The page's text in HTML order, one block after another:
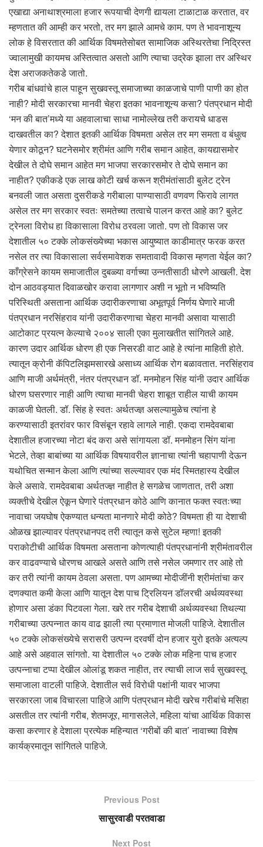
एखाद्या अनाथाश्रमाला हजार रूपयाची देणगी द्यायला टाळाटाळ करतात, वर
म्हणतात की आम्ही कर भरतो, तर मग झाले आमचे काम. पण ते भावनाशून्य
लोक हे विसरतात की आर्थिक विषमतेसोबत सामाजिक अस्थिरतेचा निद्रिस्त
ज्वालामुखी कायमच अस्तित्वात असतो आणि त्याचा उद्रेक झाला तर अस्थिर
देश अराजकतेकडे जातो.
गरीब बांधवांचे हाल पाहून सुखवस्तू समाजाच्या काळजाचे पाणी पाणी का होत
नाही? मोदी सरकारचा मानवी चेहरा इतका भावनाशून्य कसा? पंतप्रधान मोदी
‘मन की बात’मध्ये या अहवालाचा साधा नामोल्लेख तरी करायचे धाडस
दाखवतील का? देशात इतकी आर्थिक विषमता असेल तर मग समता व बंधुत्व
येणार कोठून? घटनेसमोर श्रीमंत आणि गरीब समान आहेत, कायद्यासमोर
देखील ते दोघे समान आहेत मग भाजपा सरकारसमोर ते दोघे समान का
नाहीत? एकीकडे एक लाख कोटी खर्च करून श्रीमंतांसाठी बुलेट ट्रेन
बनवली जात असता दुसरीकडे गरीबाला पाण्यासाठी वणवण फिरावे लागत
असेल तर मग सरकार स्वतः समतेच्या तत्वाचे पालन करत आहे का? बुलेट
ट्रेनला विरोध हा विकासाला विरोध ठरवला जातो. पण तो विकास जर
देशातील ५० टक्के लोकसंख्येच्या भकास आयुष्यात काडीमात्र फरक करत
नसेल तर त्या विकासाला सर्वसमावेशक समतावादी विकास म्हणता येईल का?
काँग्रेसने कायम समाजातील दुबळ्या वर्गाच्या उन्नतीसाठी धोरणे आखली. देश
दोन आठवड्यात दिवाळखोर करावा लागणार अशी न भूतो न भविष्यति
परिस्थिती असताना आर्थिक उदारीकरणाचा अभूतपूर्व निर्णय घेणारे माजी
पंतप्रधान नरसिंहराव यांनी उदारीकरणाचा चेहरा मानवी असावा यासाठी
आटोकाट प्रयत्न केल्याचे २००४ साली एका मुलाखतीत सांगितले आहे.
कारण उदार आर्थिक धोरण ही एक निसरडी वाट आहे हे त्यांना माहिती होते.
त्यातून क्रोनी कॅपिटलिझमसारखे असाध्य आर्थिक रोग बळावतात. नरसिंहराव
आणि माजी अर्थमंत्री, नंतर पंतप्रधान डॉ. मनमोहन सिंह यांनी उदार आर्थिक
धोरण घसरणार नाही आणि त्याचा मानवी चेहरा शाबूत राहील याची कायम
काळजी घेतली. डॉ. सिंह हे स्वतः अर्थतज्ज्ञ असल्यामुळेच त्यांना हे
करण्यासाठी इतरांवर फार विसंबून रहावे लागले नाही. एकदा रामदेवबाबा
देशातील हजारच्या नोटा बंद करा असे सांगायला डॉ. मनमोहन सिंग यांना
भेटले, तेव्हा बाबांच्या या आर्थिक विषयावरील ज्ञानाचा त्यांनी चहापाणी देऊन
यथोचित सन्मान केला आणि त्यांच्या सल्ल्यावर एक मंद स्मितहास्य देखील
केले असावे. रामदेवबाबा अर्थतज्ज्ञ नाहीत हे सगळेच जाणतात, तरी अशा
व्यक्तीचे देखील ऐकून घेणारे पंतप्रधान कोठे आणि कानात फक्त स्वतःच्या
नावाचा जयघोष ऐकण्यात धन्यता मानणारे मोदी कोठे? विषमता ही या देशाची
ओळख झाल्यावर पंतप्रधानपद तरी त्यातून कसे सुटेल म्हणा! इतकी
पराकोटीची आर्थिक विषमता असताना कोणत्याही पंतप्रधानांनी श्रीमंतावरील
कर वाढवण्याचे धोरणच आखले असते आणि तसे नसेल जमणार तर आहे तो
कर तरी त्यांनी कायम ठेवला असता. पण आमच्या मोदीजींनी श्रीमंतांचा कर
दणक्यात कमी केला आणि यातून देश पाच ट्रिलियन डॉलरची अर्थव्यवस्था
होणार असा डंका पिटवला गेला. खरे तर गरीब देशाची अर्थव्यवस्था तिथल्या
गरीबाच्या उत्पन्नात काय वाढ झाली त्या प्रमाणात मोजली पाहिजे. देशातील
५० टक्के लोकसंख्येचे सरासरी उत्पन्न दरवर्षी दोन हजार युरो इतके अत्यल्प
आहे असे अहवाल सांगतो. या देशातील ५० टक्के लोक महिना पाच हजार
उत्पन्नाचा टप्पा देखील ओलांडू शकत नाहीत, तर त्याची लाज सर्व सुखवस्तू
समाजाला वाटली पाहिजे. देशातील सर्व विरोधी पक्षांनी यावर भाजपा
सरकारला जाब विचारला पाहिजे आणि पंतप्रधान मोदी खरेच गरीबांचे मसिहा
असतील तर त्यांनी गरीब, शेतमजूर, मागासलेले, महिला यांचा आर्थिक विकास
कसा करणार हे देशाला प्रत्येक महिन्यात ‘गरीबों की बात’ नावाच्या विशेष
कार्यक्रमातून सांगितले पाहिजे.
Previous Post
सासुरवाडी परतवाडा
Next Post